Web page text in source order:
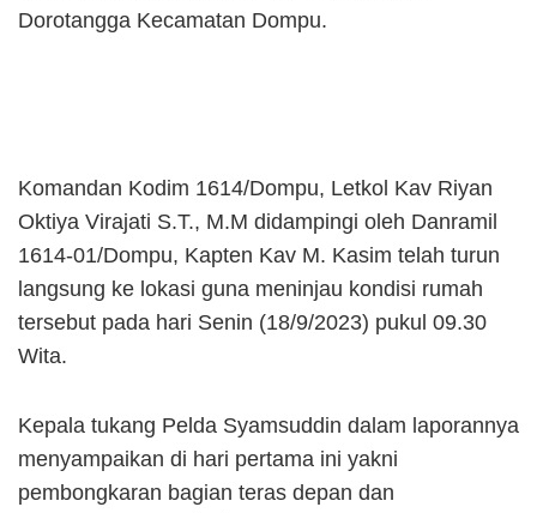
Dorotangga Kecamatan Dompu.
Komandan Kodim 1614/Dompu, Letkol Kav Riyan
Oktiya Virajati S.T., M.M didampingi oleh Danramil
1614-01/Dompu, Kapten Kav M. Kasim telah turun
langsung ke lokasi guna meninjau kondisi rumah
tersebut pada hari Senin (18/9/2023) pukul 09.30
Wita.
Kepala tukang Pelda Syamsuddin dalam laporannya
menyampaikan di hari pertama ini yakni
pembongkaran bagian teras depan dan